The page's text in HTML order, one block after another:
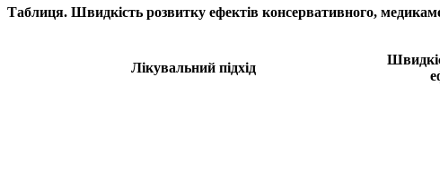
Таблиця. Швидкість розвитку ефектів консервативного,
Лікувальний підхід